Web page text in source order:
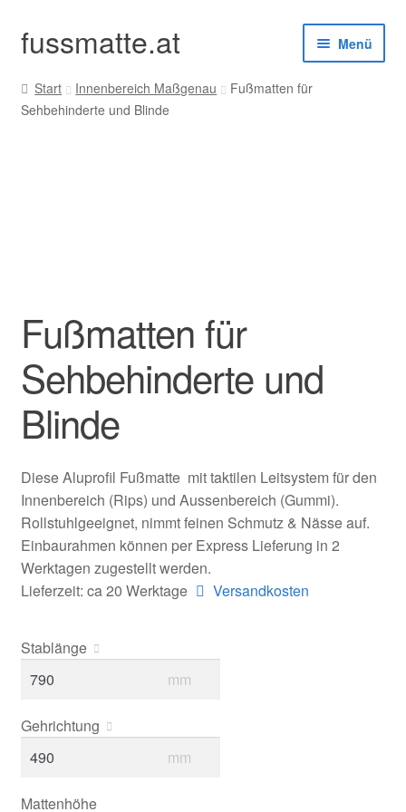
Zur
Navigation
springen
Zum
Inhalt
springen
fussmatte.at Menü
Außenbereich
Start Innenbereich Maßgenau
Fußmatten für
Sehbehinderte und Blinde
Fußmatten für
Sehbehinderte und
Blinde
Diese Aluprofil Fußmatte mit taktilen Leitsystem für den
Innenbereich (Rips) und Aussenbereich (Gummi).
Rollstuhlgeeignet, nimmt feinen Schmutz & Nässe auf.
Einbaurahmen können per Express Lieferung in 2
Werktagen zugestellt werden.
Lieferzeit: ca 20 Werktage
Versandkosten
Stablänge
mm
Gehrichtung
mm
Mattenhöhe